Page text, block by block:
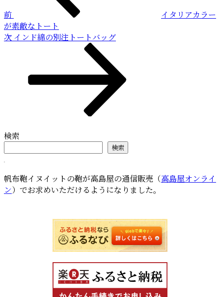
ゲ
ー
前
イタリアカラー
が素敵なトート
次
次 インド綿の別注トートバッグ
検索
検索
帆布鞄イヌイットの鞄が高島屋の通信販売（高島屋オンライ
ン）でお求めいただけるようになりました。